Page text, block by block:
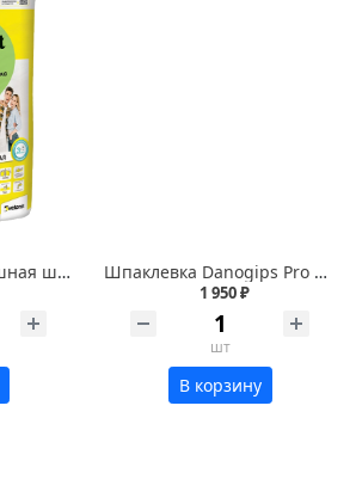
Ветонит LR+ финишная шпаклевка 20 кг Шпаклевка Danogips Pro Spray полимерная 15 л/25 кг
1 950 ₽
шт
В корзину